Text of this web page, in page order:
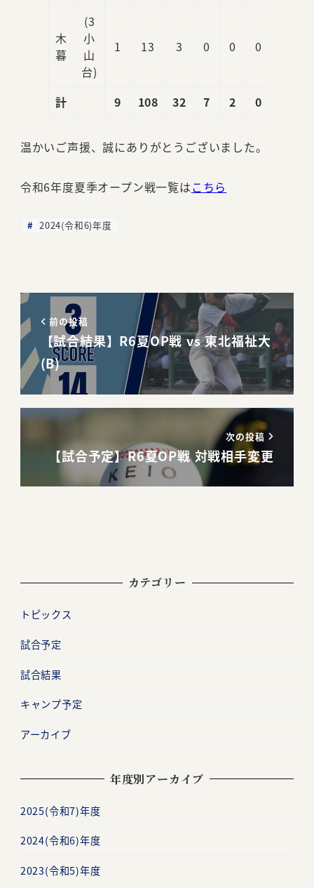
木
暮
(3
小
山
台)
1 13 3 0 0 0
計 9 108 32 7 2 0
温かいご声援、誠にありがとうございました。
令和6年度夏季オープン戦一覧はこちら
2024(令和6)年度
前の投稿
【試合結果】R6夏OP戦 vs 東北福祉大
(B)
次の投稿
【試合予定】R6夏OP戦 対戦相手変更
カテゴリー
トピックス
試合予定
試合結果
キャンプ予定
アーカイブ
年度別アーカイブ
2025(令和7)年度
2024(令和6)年度
2023(令和5)年度